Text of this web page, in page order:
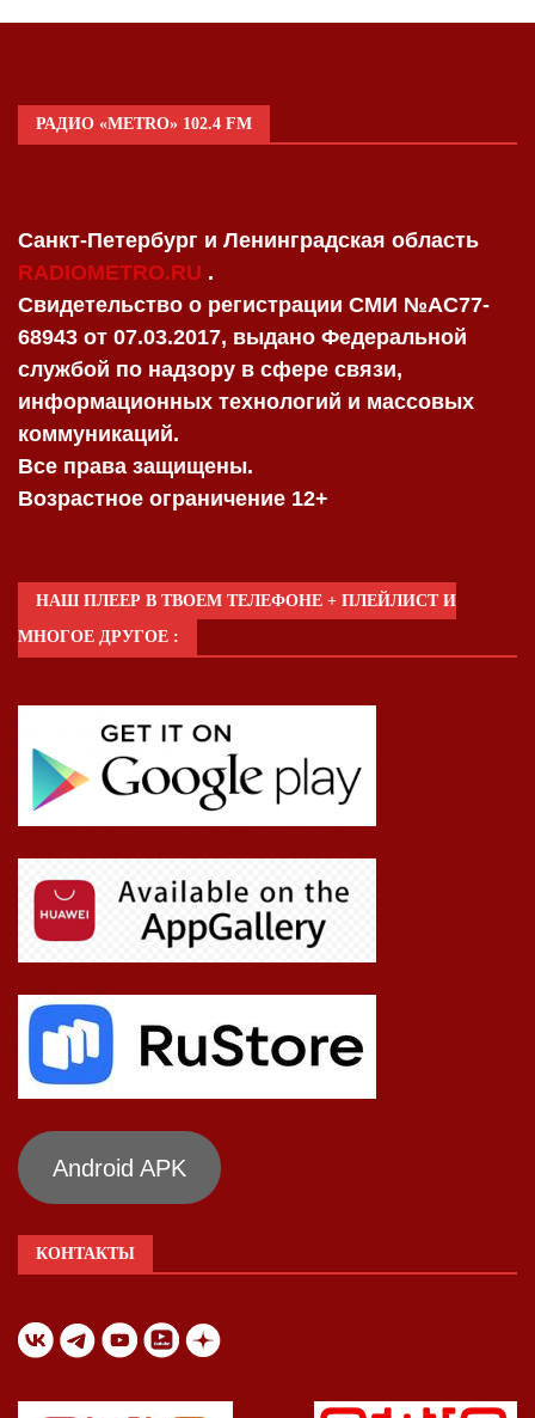
РАДИО «METRO» 102.4 FM
Санкт-Петербург и Ленинградская область
RADIOMETRO.RU .
Свидетельство о регистрации СМИ №AC77-
68943 от 07.03.2017, выдано Федеральной
службой по надзору в сфере связи,
информационных технологий и массовых
коммуникаций.
Все права защищены.
Возрастное ограничение 12+
НАШ ПЛЕЕР В ТВОЕМ ТЕЛЕФОНЕ + ПЛЕЙЛИСТ И
МНОГОЕ ДРУГОЕ :
Android APK
КОНТАКТЫ